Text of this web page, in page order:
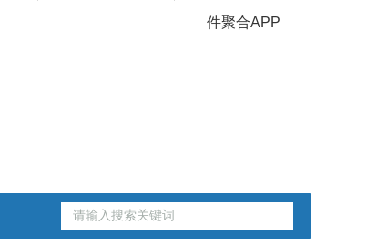
件聚合APP